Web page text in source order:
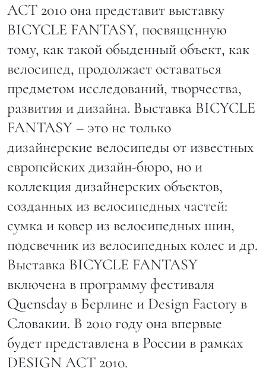
ACT 2010 она представит выставку
BICYCLE FANTASY, посвященную
тому, как такой обыденный объект, как
велосипед, продолжает оставаться
предметом исследований, творчества,
развития и дизайна. Выставка BICYCLE
FANTASY – это не только
дизайнерские велосипеды от известных
европейских дизайн-бюро, но и
коллекция дизайнерских объектов,
созданных из велосипедных частей:
сумка и ковер из велосипедных шин,
подсвечник из велосипедных колес и др.
Выставка BICYCLE FANTASY
включена в программу фестиваля
Quensday в Берлине и Design Factory в
Словакии. В 2010 году она впервые
будет представлена в России в рамках
DESIGN ACT 2010.